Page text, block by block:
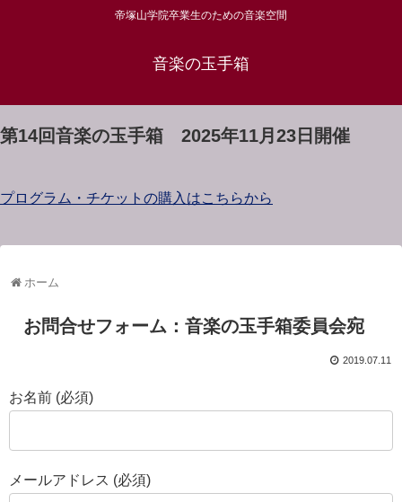
帝塚山学院卒業生のための音楽空間
音楽の玉手箱
第14回音楽の玉手箱 2025年11月23日開催
プログラム・チケットの購入はこちらから
ホーム
お問合せフォーム：音楽の玉手箱委員会宛
2019.07.11
お名前 (必須)
メールアドレス (必須)